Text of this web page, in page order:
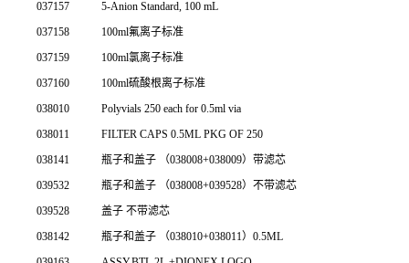
037157
5-Anion Standard, 100 mL
037158
100ml氟离子标准
037159
100ml氯离子标准
037160
100ml硫酸根离子标准
038010
Polyvials 250 each for 0.5ml via
038011
FILTER CAPS 0.5ML PKG OF 250
038141
瓶子和盖子 （038008+038009）带滤芯
039532
瓶子和盖子 （038008+039528）不带滤芯
039528
盖子 不带滤芯
038142
瓶子和盖子 （038010+038011）0.5ML